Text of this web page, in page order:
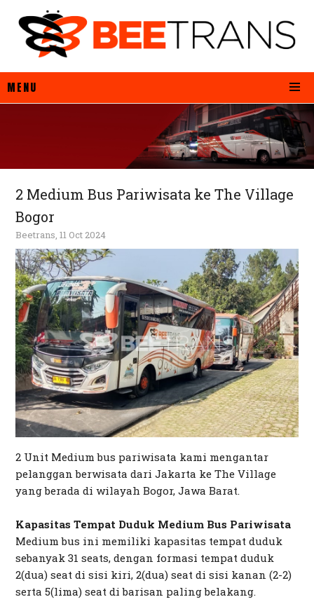
MENU
2 Medium Bus Pariwisata ke The Village
Bogor
Beetrans, 11 Oct 2024
2 Unit Medium bus pariwisata kami mengantar
pelanggan berwisata dari Jakarta ke The Village
yang berada di wilayah Bogor, Jawa Barat.
Kapasitas Tempat Duduk Medium Bus Pariwisata
Medium bus ini memiliki kapasitas tempat duduk
sebanyak 31 seats, dengan formasi tempat duduk
2(dua) seat di sisi kiri, 2(dua) seat di sisi kanan (2-2)
serta 5(lima) seat di barisan paling belakang.